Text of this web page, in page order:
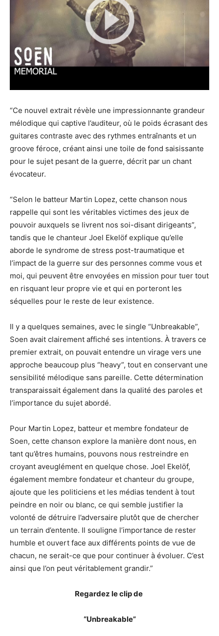
“Ce nouvel extrait révèle une impressionnante grandeur
mélodique qui captive l’auditeur, où le poids écrasant des
guitares contraste avec des rythmes entraînants et un
groove féroce, créant ainsi une toile de fond saisissante
pour le sujet pesant de la guerre, décrit par un chant
évocateur.
“Selon le batteur Martin Lopez, cette chanson nous
rappelle qui sont les véritables victimes des jeux de
pouvoir auxquels se livrent nos soi-disant dirigeants”,
tandis que le chanteur Joel Ekelöf explique qu’elle
aborde le syndrome de stress post-traumatique et
l’impact de la guerre sur des personnes comme vous et
moi, qui peuvent être envoyées en mission pour tuer tout
en risquant leur propre vie et qui en porteront les
séquelles pour le reste de leur existence.
Il y a quelques semaines, avec le single “Unbreakable”,
Soen avait clairement affiché ses intentions. À travers ce
premier extrait, on pouvait entendre un virage vers une
approche beaucoup plus “heavy”, tout en conservant une
sensibilité mélodique sans pareille. Cette détermination
transparaissait également dans la qualité des paroles et
l’importance du sujet abordé.
Pour Martin Lopez, batteur et membre fondateur de
Soen, cette chanson explore la manière dont nous, en
tant qu’êtres humains, pouvons nous restreindre en
croyant aveuglément en quelque chose. Joel Ekelöf,
également membre fondateur et chanteur du groupe,
ajoute que les politiciens et les médias tendent à tout
peindre en noir ou blanc, ce qui semble justifier la
volonté de détruire l’adversaire plutôt que de chercher
un terrain d’entente. Il souligne l’importance de rester
humble et ouvert face aux différents points de vue de
chacun, ne serait-ce que pour continuer à évoluer. C’est
ainsi que l’on peut véritablement grandir.”
Regardez le clip de
“Unbreakable”